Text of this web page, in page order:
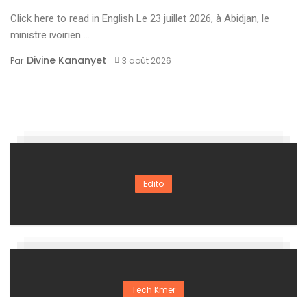
Click here to read in English Le 23 juillet 2026, à Abidjan, le
ministre ivoirien ...
Par Divine Kananyet 3 août 2026
Edito
Tech Kmer